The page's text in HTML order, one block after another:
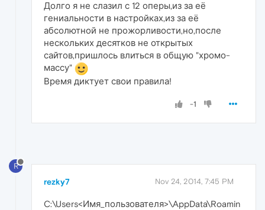
Долго я не слазил с 12 оперы,из за её
гениальности в настройках,из за её
абсолютной не прожорливости,но,после
нескольких десятков не открытых
сайтов,пришлось влиться в общую "хромо-
массу"
Время диктует свои правила!
-1
R
rezky7 Nov 24, 2014, 7:45 PM
C:\Users<Имя_пользователя>\AppData\Roamin